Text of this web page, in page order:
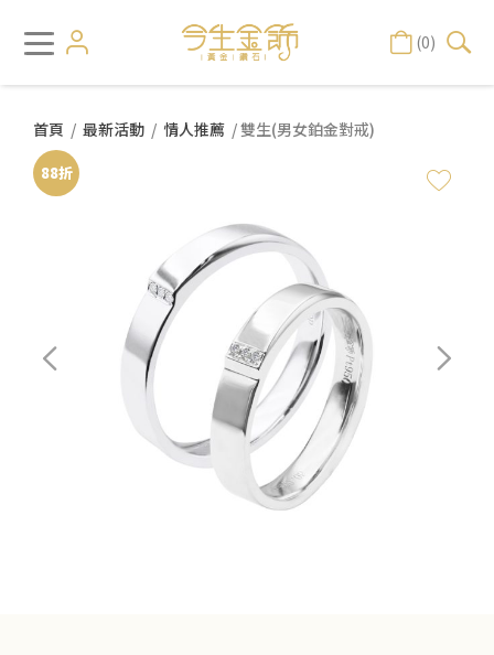
(0)
首頁 / 最新活動 / 情人推薦 / 雙生(男女鉑金對戒)
88折